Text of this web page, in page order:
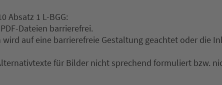
Absatz 1 L-BGG:
Dateien barrierefrei.
wird auf eine barrierefreie Gestaltung geachtet oder die
für Bilder nicht sprechend formuliert bzw.